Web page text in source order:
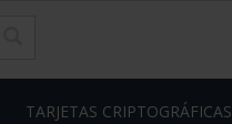
TARJETAS CRIPTOGRÁFICAS